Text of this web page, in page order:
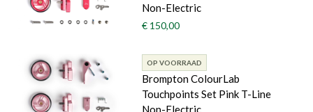
Non-Electric
€ 150,00
OP VOORRAAD
Brompton ColourLab
Touchpoints Set Pink T-Line
Non-Electric